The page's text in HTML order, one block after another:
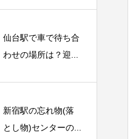
仙台駅で車で待ち合
わせの場所は？迎...
新宿駅の忘れ物(落
とし物)センターの...